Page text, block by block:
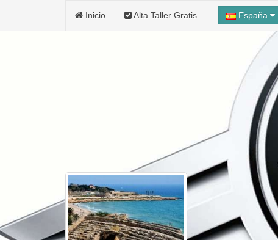
Inicio Alta Taller Gratis España